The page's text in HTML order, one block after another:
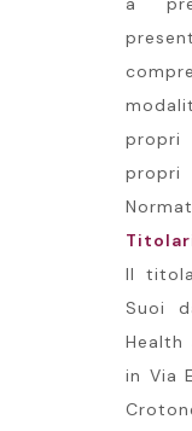
propri
Il
Suoi
Health
in Via